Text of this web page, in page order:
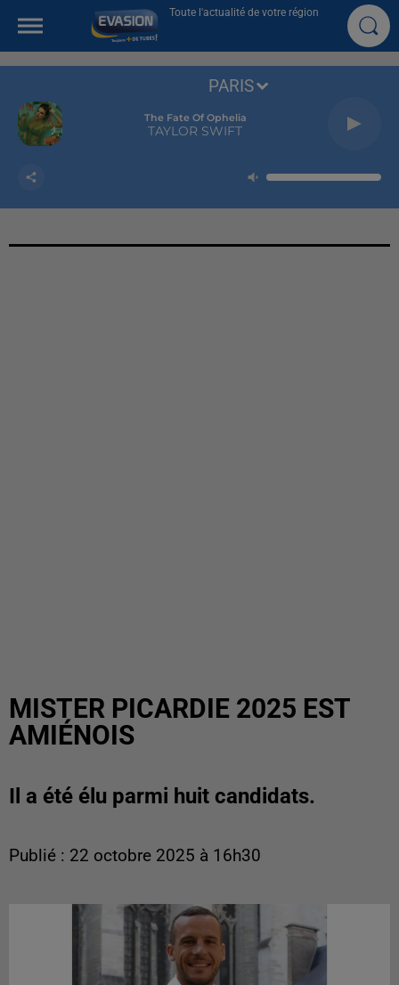
Toute l'actualité de votre région
The Fate Of Ophelia
TAYLOR SWIFT
PARIS
MISTER PICARDIE 2025 EST
AMIÉNOIS
Il a été élu parmi huit candidats.
Publié : 22 octobre 2025 à 16h30